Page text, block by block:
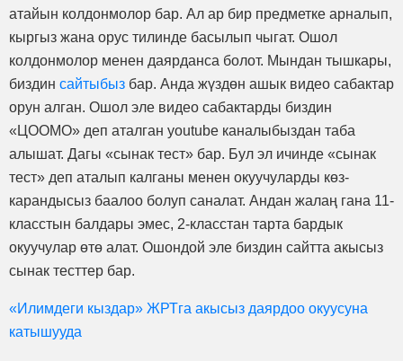
атайын колдонмолор бар. Ал ар бир предметке арналып,
кыргыз жана орус тилинде басылып чыгат. Ошол
колдонмолор менен даярданса болот. Мындан тышкары,
биздин сайтыбыз бар. Анда жүздөн ашык видео сабактар
орун алган. Ошол эле видео сабактарды биздин
«ЦООМО» деп аталган youtube каналыбыздан таба
алышат. Дагы «сынак тест» бар. Бул эл ичинде «сынак
тест» деп аталып калганы менен окуучуларды көз-
карандысыз баалоо болуп саналат. Андан жалаң гана 11-
класстын балдары эмес, 2-класстан тарта бардык
окуучулар өтө алат. Ошондой эле биздин сайтта акысыз
сынак тесттер бар.
«Илимдеги кыздар» ЖРТга акысыз даярдоо окуусуна
катышууда